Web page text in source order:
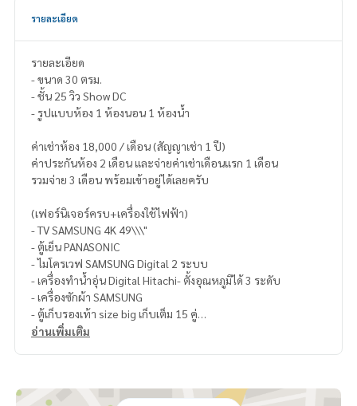
รายละเอียด
รายละเอียด
- ขนาด 30 ตรม.
- ชั้น 25 วิว Show DC
- รูปแบบห้อง 1 ห้องนอน 1 ห้องน้ำ
ค่าเช่าห้อง 18,000 / เดือน (สัญญาเช่า 1 ปี)
ค่าประกันห้อง 2 เดือน และจ่ายค่าเช่าเดือนแรก 1 เดือน
รวมจ่าย 3 เดือน พร้อมเข้าอยู่ได้เลยครับ
(เฟอร์นิเจอร์ครบ+เครื่องใช้ไฟฟ้า)
- TV SAMSUNG 4K 49\\\"
- ตู้เย็น PANASONIC
- ไมโครเวฟ SAMSUNG Digital 2 ระบบ
- เครื่องทำน้ำอุ่น Digital Hitachi- ตั้งอุณหภูมิได้ 3 ระดับ
- เครื่องซักผ้า SAMSUNG
- ตู้เก็บรองเท้า size big เก็บเต็ม 15 คู่
- โซฟา Bed
- ชุดครัว Built-in
อ่านเพิ่มเติม